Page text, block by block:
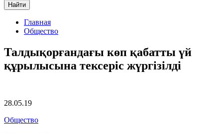
Найти
Главная
Общество
Талдықорғандағы көп қабатты үй
құрылысына тексеріс жүргізілді
28.05.19
Общество